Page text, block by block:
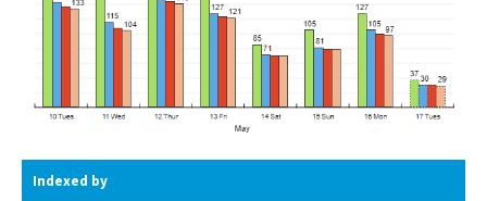
Indexed by